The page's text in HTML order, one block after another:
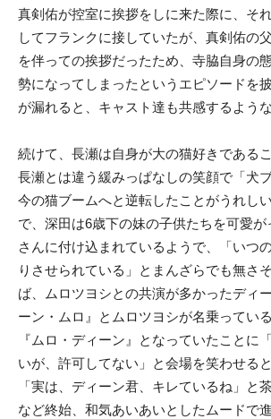
真剣佑が控室に挨拶をしに来た際に、そ
してフランクに接していたが、真剣佑の
を伴っての挨拶だったため、寺脇自身の
勢になってしまったというエピソードを
が漏れると、キャスト達も共感するような
続けて、長瀬は自身が大の猫好きである
長瀬とは違う緩みっぱなしの笑顔で「犬
今の猫ブームへと逆転したことがうれし
で、深田は6歳下の妹の子供たちを可愛
さんに付け込まれているようで、「いつ
りさせられている」とまんざらでも無さ
ば、ムロツヨシとの共演が多かったディ
ーン・ムロ』とムロツヨシが名乗ってい
『ムロ・ディーン』となっていたことに
いが、許可してない」と会場を笑わせる
「実は、ディーン君、キレているね」と
など終始、和気あいあいとしたムードで